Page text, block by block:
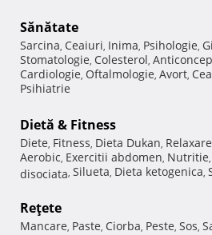
Sănătate
Sarcina, Ceaiuri, Inima, Psihologie,
Stomatologie, Colesterol,
Cardiologie, Oftalmologie, Avort,
Psihiatrie
Dietă & Fitness
Diete, Fitness, Dieta Dukan, Relaxare
Aerobic, Exercitii abdomen, Nutritie,
disociata, Silueta, Dieta ketogenica,
Reţete
Mancare, Paste, Ciorba, Peste, Sos,